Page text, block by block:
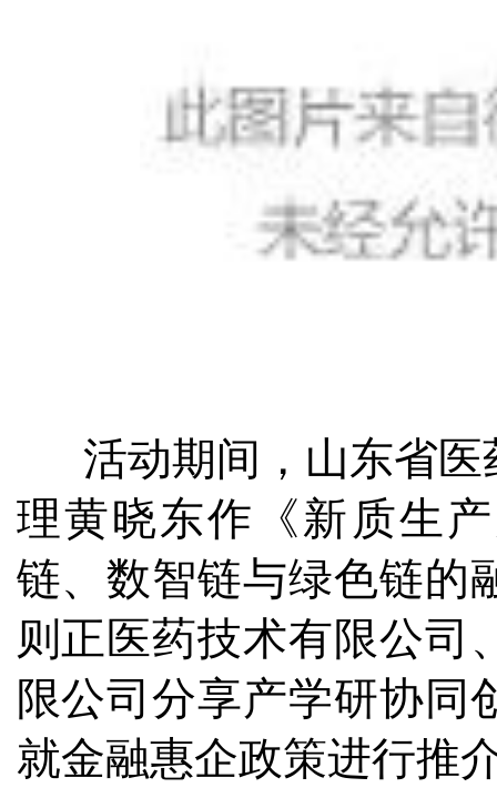
活动期间，山东省医
理黄晓东作《新质生
链、数智链与绿色链的
则正医药技术有限公司
限公司分享产学研协同
就金融惠企政策进行推